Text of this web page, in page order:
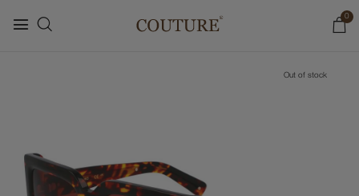
0
Out of stock